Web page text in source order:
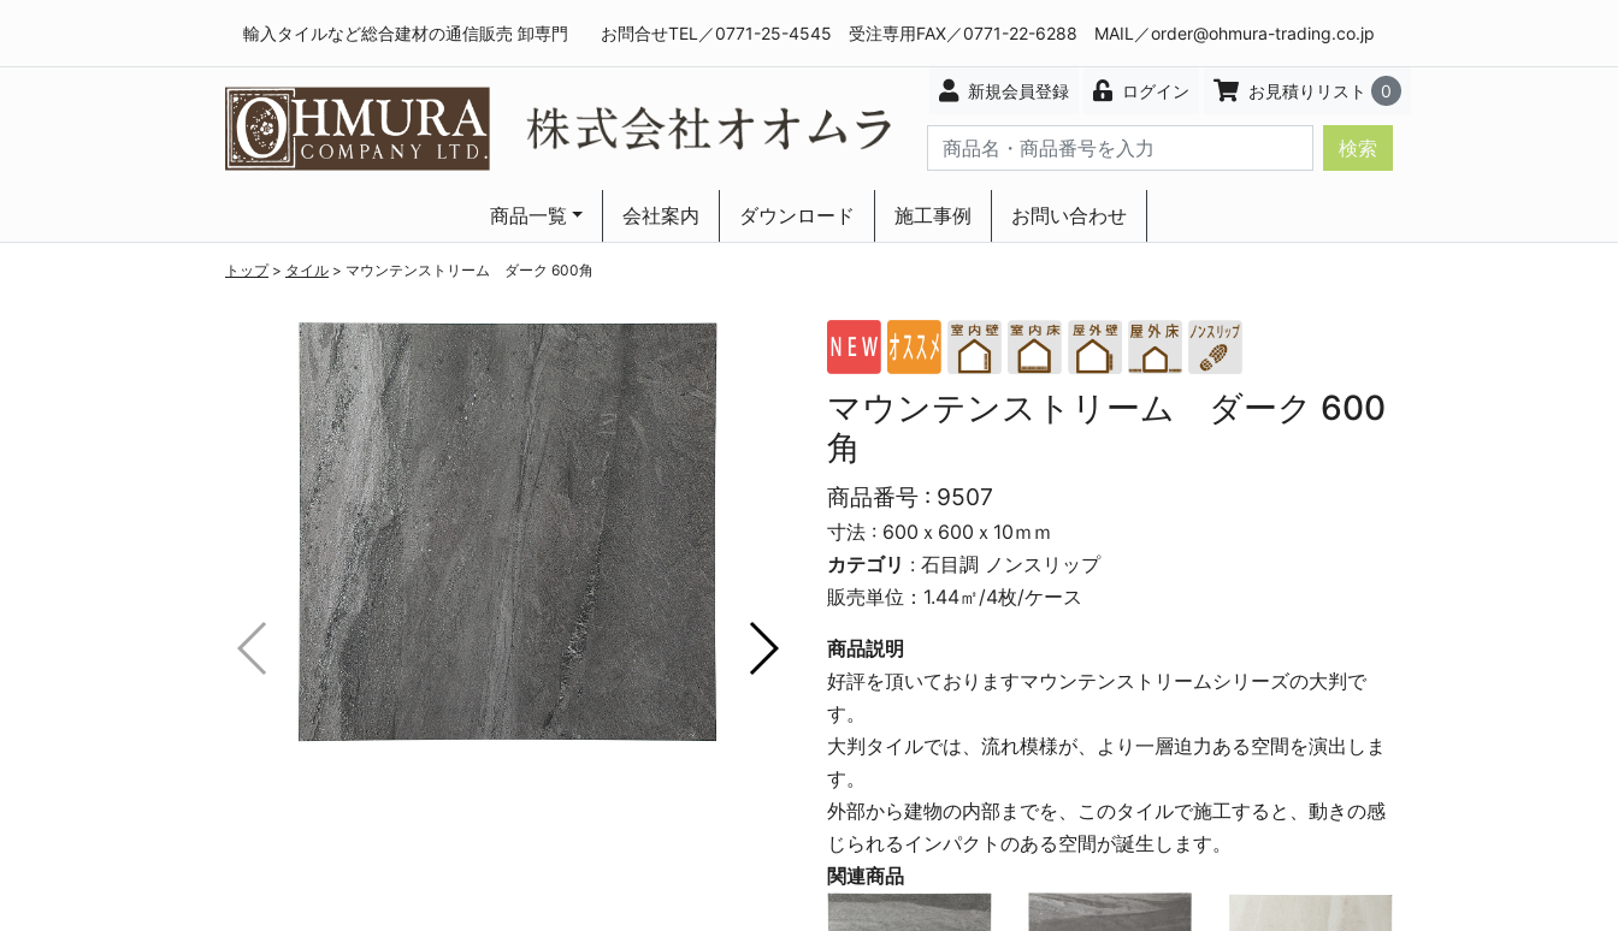
輸入タイルなど総合建材の通信販売 卸専門 お問合せTEL／0771-25-4545 受注専用FAX／0771-22-6288 MAIL／order@ohmura-trading.co.jp
新規会員登録 ログイン お見積りリスト 0
検索
商品一覧 会社案内 ダウンロード 施工事例 お問い合わせ
トップ> タイル > マウンテンストリーム ダーク 600角
マウンテンストリーム ダーク 600
角
商品番号 : 9507
寸法 : 600ｘ600ｘ10ｍｍ
カテゴリ : 石目調 ノンスリップ
販売単位：1.44㎡/4枚/ケース
商品説明
好評を頂いておりますマウンテンストリームシリーズの大判で
す。
大判タイルでは、流れ模様が、より一層迫力ある空間を演出しま
す。
外部から建物の内部までを、このタイルで施工すると、動きの感
じられるインパクトのある空間が誕生します。
関連商品